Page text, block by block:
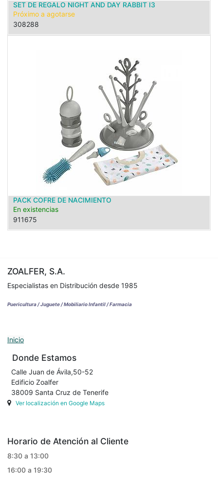
SET DE REGALO NIGHT AND DAY RABBIT I3
Próximo a agotarse
308288
PACK COFRE DE NACIMIENTO
En existencias
911675
ZOALFER, S.A.
Especialistas en Distribución desde 1985
Puericultura / Juguete / Mobiliario Infantil / Farmacia
Inicio
Donde Estamos
Calle Juan de Ávila,50-52
Edificio Zoalfer
38009 Santa Cruz de Tenerife
Ver localización en Google Maps
Horario de Atención al Cliente
8:30 a 13:00
16:00 a 19:30